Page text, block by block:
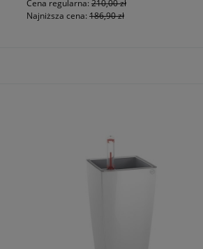
Cena regularna: 210,00 zł
Najniższa cena: 186,90 zł